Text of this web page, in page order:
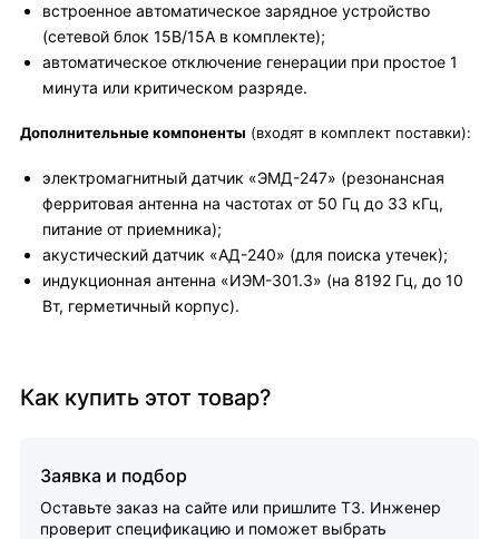
встроенное автоматическое зарядное устройство
(сетевой блок 15В/15А в комплекте);
автоматическое отключение генерации при простое 1
минута или критическом разряде.
Дополнительные компоненты (входят в комплект поставки):
электромагнитный датчик «ЭМД-247» (резонансная
ферритовая антенна на частотах от 50 Гц до 33 кГц,
питание от приемника);
акустический датчик «АД-240» (для поиска утечек);
индукционная антенна «ИЭМ-301.3» (на 8192 Гц, до 10
Вт, герметичный корпус).
Как купить этот товар?
Заявка и подбор
Оставьте заказ на сайте или пришлите ТЗ. Инженер
проверит спецификацию и поможет выбрать